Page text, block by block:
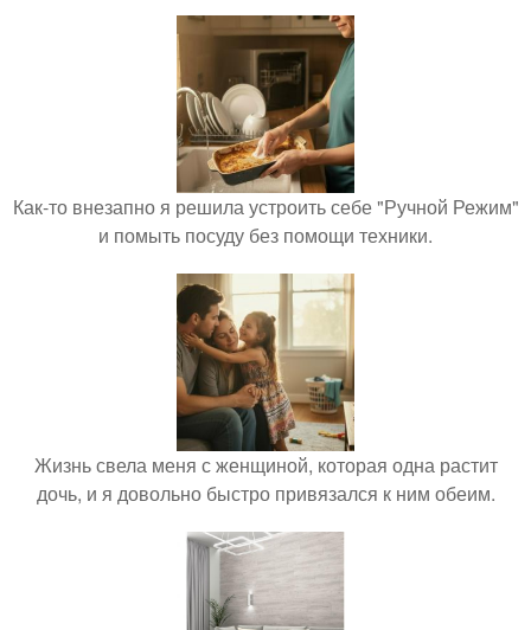
Как-то внезапно я решила устроить себе "Ручной Режим"
и помыть посуду без помощи техники.
Жизнь свела меня с женщиной, которая одна растит
дочь, и я довольно быстро привязался к ним обеим.